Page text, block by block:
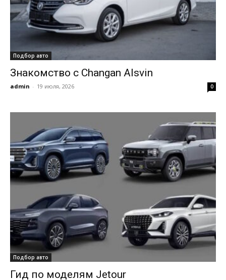
Подбор авто
Знакомство с Changan Alsvin
admin - 19 июля, 2026 0
Подбор авто
Гид по моделям Jetour